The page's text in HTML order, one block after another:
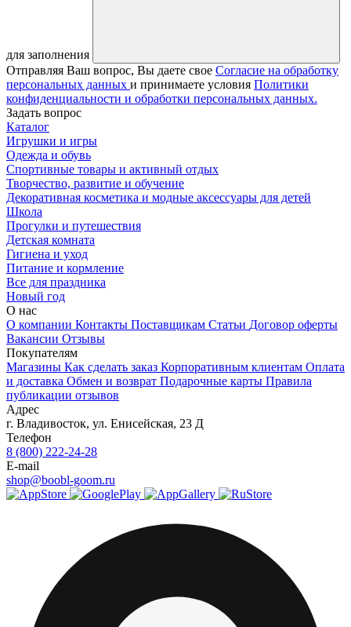
для заполнения
Отправляя Ваш вопрос, Вы даете свое Согласие на обработку
персональных данных и принимаете условия Политики
конфиденциальности и обработки персональных данных.
Задать вопрос
Каталог
Игрушки и игры
Одежда и обувь
Спортивные товары и активный отдых
Творчество, развитие и обучение
Декоративная косметика и модные аксессуары для детей
Школа
Прогулки и путешествия
Детская комната
Гигиена и уход
Питание и кормление
Все для праздника
Новый год
О нас
О компании Контакты Поставщикам Статьи Договор оферты
Вакансии Отзывы
Покупателям
Магазины Как сделать заказ Корпоративным клиентам Оплата
и доставка Обмен и возврат Подарочные карты Правила
публикации отзывов
Адрес
г. Владивосток, ул. Енисейская, 23 Д
Телефон
8 (800) 222-24-28
E-mail
shop@boobl-goom.ru